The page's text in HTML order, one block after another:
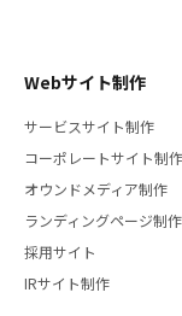
Webサイト制作
サービスサイト制作
コーポレートサイト制作
オウンドメディア制作
ランディングページ制作
採用サイト
IRサイト制作